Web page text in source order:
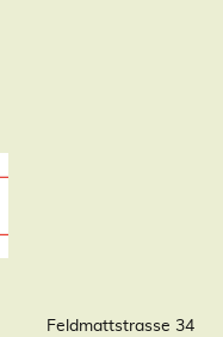
Feldmattstrasse 34